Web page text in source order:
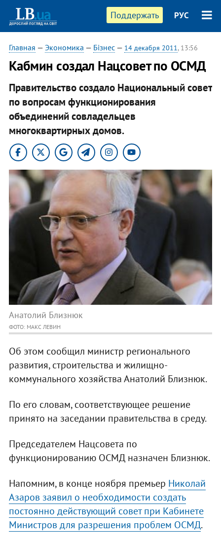
Поддержать РУС
Главная — Экономика — Бізнес— 14 декабря 2011, 13:56
Кабмин создал Нацсовет по ОСМД
Правительство создало Национальный совет
по вопросам функционирования
объединений совладельцев
многоквартирных домов.
Анатолий Близнюк
ФОТО: МАКС ЛЕВИН
Об этом сообщил министр регионального
развития, строительства и жилищно-
коммунального хозяйства Анатолий Близнюк.
По его словам, соответствующее решение
принято на заседании правительства в среду.
Председателем Нацсовета по
функционированию ОСМД назначен Близнюк.
Напомним, в конце ноября премьер Николай
Азаров заявил о необходимости создать
постоянно действующий совет при Кабинете
Министров для разрешения проблем ОСМД.